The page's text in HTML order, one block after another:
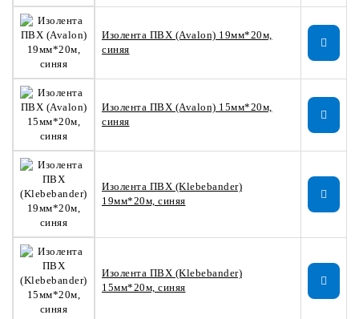
Изолента ПВХ (Avalon) 19мм*20м,
синяя
Изолента ПВХ (Avalon) 15мм*20м,
синяя
Изолента ПВХ (Klebebander)
19мм*20м, синяя
Изолента ПВХ (Klebebander)
15мм*20м, синяя